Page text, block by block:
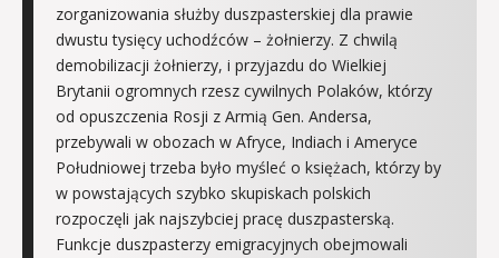
zorganizowania służby duszpasterskiej dla prawie
dwustu tysięcy uchodźców – żołnierzy. Z chwilą
demobilizacji żołnierzy, i przyjazdu do Wielkiej
Brytanii ogromnych rzesz cywilnych Polaków, którzy
od opuszczenia Rosji z Armią Gen. Andersa,
przebywali w obozach w Afryce, Indiach i Ameryce
Południowej trzeba było myśleć o księżach, którzy by
w powstających szybko skupiskach polskich
rozpoczęli jak najszybciej pracę duszpasterską.
Funkcje duszpasterzy emigracyjnych obejmowali